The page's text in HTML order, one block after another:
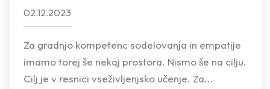
02.12.2023
Za gradnjo kompetenc sodelovanja in empatije
imamo torej še nekaj prostora. Nismo še na cilju.
Cilj je v resnici vseživljenjsko učenje. Za...